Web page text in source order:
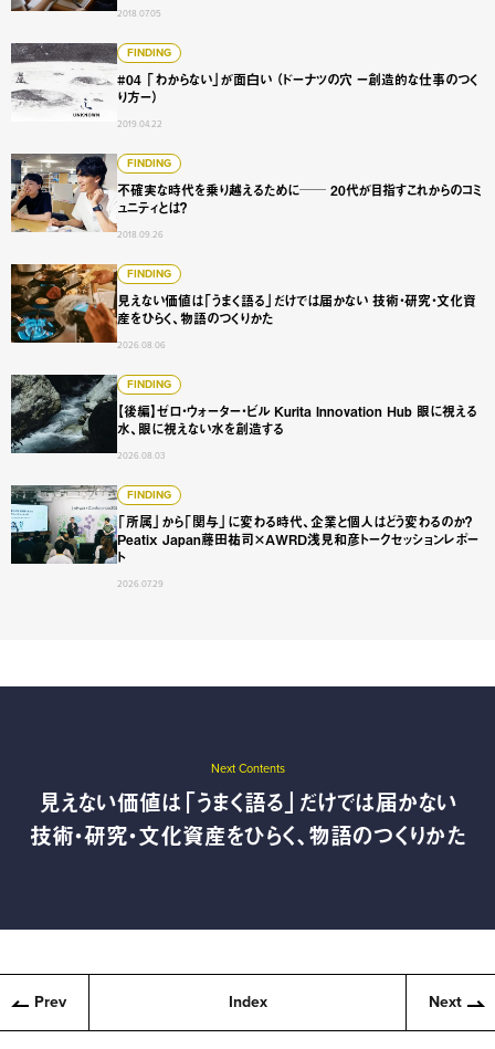
2018.07.05
FINDING
#04 「わからない」が面白い （ドーナツの穴 ー創造的な仕事のつく
り方ー）
2019.04.22
#04 「わからない」が面白い （ドーナツの穴 ー創造的な仕
FINDING
不確実な時代を乗り越えるために── 20代が目指すこれからのコミ
ュニティとは？
2018.09.26
不確実な時代を乗り越えるために── 20代が目指すこれから
FINDING
見えない価値は「うまく語る」だけでは届かない 技術・研究・文化資
産をひらく、物語のつくりかた
2026.08.06
見えない価値は「うまく語る」だけでは届かない 技術・研
FINDING
【後編】ゼロ・ウォーター・ビル Kurita Innovation Hub 眼に視える
水、眼に視えない水を創造する
2026.08.03
【後編】ゼロ・ウォーター・ビル Kurita Innovation Hub 眼
FINDING
「所属」から「関与」に変わる時代、企業と個人はどう変わるのか？
Peatix Japan藤田祐司×AWRD浅見和彦トークセッションレポー
ト
2026.07.29
「所属」から「関与」に変わる時代、企業と個人はどう変
Next Contents
見えない価値は「うまく語る」だけでは届かない
技術・研究・文化資産をひらく、物語のつくりかた
Prev Index Next